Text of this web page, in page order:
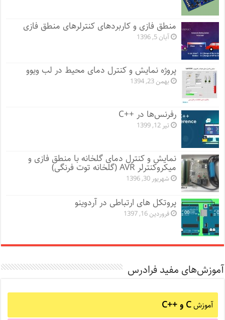
منطق فازی و کاربردهای کنترلرهای منطق فازی
آبان 5, 1396
پروژه نمایش و کنترل دمای محیط در لب ویوو
بهمن 23, 1394
رفرنس‌ها در ++C
تیر 12, 1399
نمایش و کنترل دمای گلخانه با منطق فازی و
میکروکنترلر AVR (گلخانه توت فرنگی)
شهریور 30, 1396
پروتکل های ارتباطی در آردوینو
فروردین 16, 1397
آموزش‌های مفید فرادرس
آموزشC و C++‎